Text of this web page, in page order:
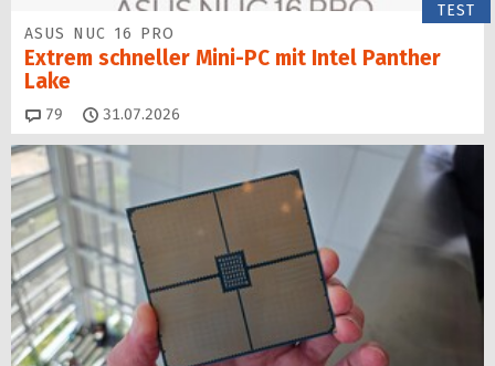
TEST
ASUS NUC 16 PRO
Extrem schneller Mini-PC mit Intel Panther
Lake
79 Kommentare
31.07.2026